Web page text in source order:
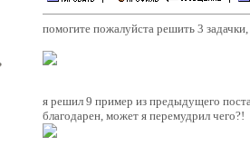
помогите пожалуйста решить 3
я решил 9 пример из предыдущего
благодарен, может я перемудрил чего?!